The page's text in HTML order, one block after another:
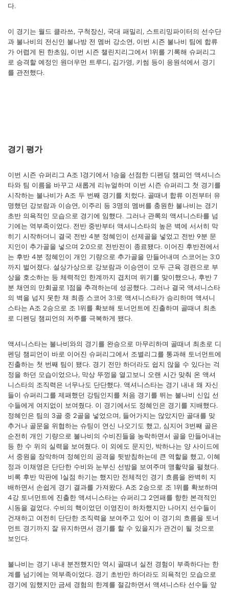
다.
이 경기는 월드 클라쓰, 구척장신, 국대 패밀리, 스트리밍파이터의 선수단
과 불나비의 전신인 불나방 전 멤버 강소연, 이번 시즌 불나비 팀에 합류
가 어렵게 된 한초임, 이번 시즌 챌린지리그에서 1위를 기록해 슈퍼리그
로 승격할 예정인 원더우먼 트루디, 김가영, 키썸 등이 응원석에서 경기
를 관전했다.
경기 평가
이번 시즌 슈퍼리그 A조 1경기에서 1승을 선점한 디펜딩 챔피언 액셔니스
타와 팀 이름을 바꾸고 새롭게 리뉴얼하며 이번 시즌 슈퍼리그 첫 경기를
시작하는 불나비가 A조 두 번째 경기를 치렀다. 골때녀 합류 이전부터 유
명했던 강보람과 이승연, 이주리 등 3명의 멤버를 충원한 불나비는 경기
초반 의욕적인 모습으로 경기에 임했다. 그러나 관록의 액셔니스타를 넘
기에는 역부족이었다. 전반 중반부터 액셔니스타의 높은 벽에 서서히 막
히기 시작하더니 결국 전반 4분 정혜인이 선제골을 넣었고 전반 9분 문
지인이 추가골을 넣으며 2:0으로 전반전이 종료됐다. 이어진 후반전에서
는 후반 4분 정혜인이 개인 기량으로 추가골을 만들어내며 스코어는 3:0
까지 벌어졌다. 설상가상으로 강보람과 이승연이 모두 근육 경련으로 부
상을 호소하는 등 체력적인 한계까지 겹치며 위기를 맞이했으나, 후반 7
분 채연의 만회골로 1점을 추격하는데 성공했다. 그러나 결국 액셔니스타
의 벽을 넘지 못한 채 최종 스코어 3:1로 액셔니스타가 승리하며 액셔니
스타는 A조 2승으로 조 1위를 확보해 토너먼트에 진출하며 골때녀 최초
로 디펜딩 챔피언의 저주를 극복하게 됐다.
액셔니스타는 불나비와의 경기를 완승으로 마무리하며 골때녀 최초로 디
펜딩 챔피언이 바로 이어진 슈퍼리그에서 조별리그를 통과해 토너먼트에
진출하는 첫 번째 팀이 됐다. 경기 전만 하더라도 쉽지 않을 수 있다는 걱
정을 하던 모습이었으나, 막상 뚜껑을 열고보니 오랜 시간 맞춰 온 액셔
니스타의 조직력은 너무나도 단단했다. 액셔니스타는 경기 내내 왜 자신
들이 슈퍼리그를 제패했던 강팀인지를 처음 경기를 뛰는 불나비 신입 선
수들에게 여지없이 보여줬다. 이 경기에서도 정혜인은 경기를 지배했다.
정혜인은 팀의 3골 중 2골을 넣었으며, 들어가지는 않았지만 골대를 맞
추거나 골문을 위협하는 슈팅이 연신 나오기도 했고, 심지어 3번째 골은
순전히 개인 기량으로 불나비의 수비진들을 농락하면서 골을 만들어내는
등 한 수 위의 실력을 보여줬다. 이 외에도 문지인, 박하나는 양 사이드에
서 중원을 장악하며 정혜인의 공격을 뒷받침하는데 큰 역할을 했고, 이혜
정과 이채영은 단단한 수비와 눈부신 선방을 보여주며 맹활약을 펼쳤다.
비록 후반 막판에 1실점 하기는 했지만 전체적인 경기 흐름을 완벽히 지
배하면서 손쉽게 경기 결과를 가져왔다. A조 2승으로 조 1위를 확보하며
4강 토너먼트에 진출한 액셔니스타는 슈퍼리그 2연패를 향한 본격적인
시동을 걸었다. 수비의 핵이었던 이영진이 하차했지만 나머지 선수들이
건재하고 여전히 단단한 조직력을 보여주고 있어 이 경기의 흐름을 토너
먼트 경기까지 잘 유지하면서 경기를 할 수 있을지가 관건이 될 것으로
보인다.
불나비는 경기 내내 분전했지만 역시 골때녀 실전 경험이 부족하다는 한
계를 넘기에는 역부족이었다. 경기 초반만 하더라도 의욕적인 모습으로
경기에 임했지만 금세 경험의 한계를 절감하면서 액셔니스타 선수들 앞